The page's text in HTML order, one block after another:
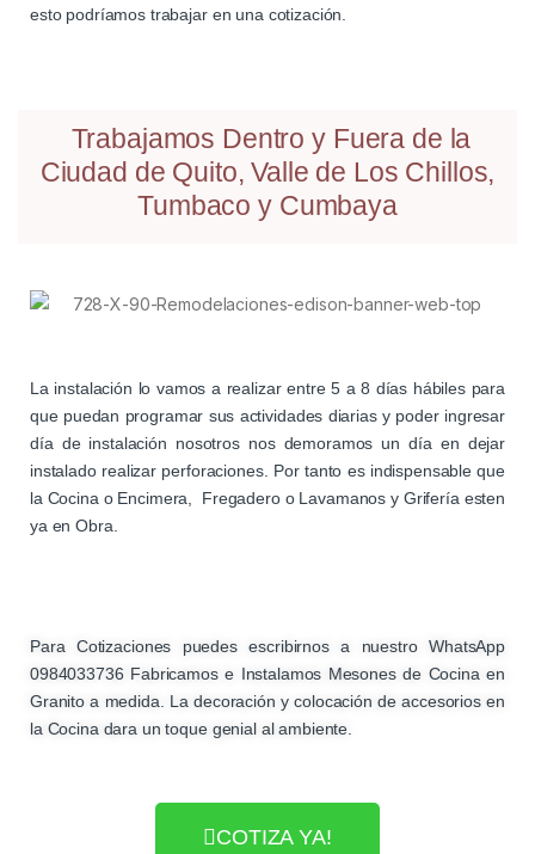
esto podríamos trabajar en una cotización.
Trabajamos Dentro y Fuera de la
Ciudad de Quito, Valle de Los Chillos,
Tumbaco y Cumbaya
La instalación lo vamos a realizar entre 5 a 8 días hábiles para
que puedan programar sus actividades diarias y poder ingresar
día de instalación nosotros nos demoramos un día en dejar
instalado realizar perforaciones. Por tanto es indispensable que
la Cocina o Encimera, Fregadero o Lavamanos y Grifería esten
ya en Obra.
Para Cotizaciones puedes escribirnos a nuestro WhatsApp
0984033736 Fabricamos e Instalamos Mesones de Cocina en
Granito a medida. La decoración y colocación de accesorios en
la Cocina dara un toque genial al ambiente.
COTIZA YA!